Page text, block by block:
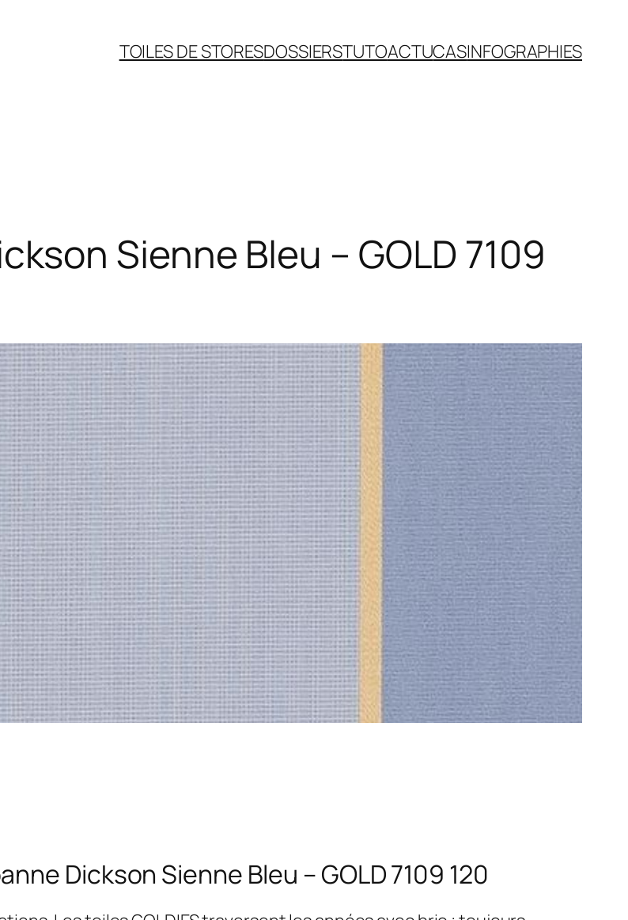
TOILES DE STORESDOSSIERSTUTOACTUCASINFOGRAPHIES
Sienne Bleu – GOLD 7109
Dickson Sienne Bleu – GOLD 7109 120